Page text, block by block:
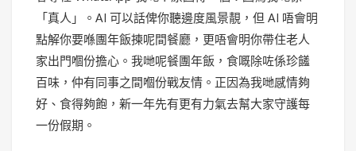
「真人」。AI 可以話俾你聽邊度風景靚，但 AI 唔會明
點解你要喺團年飯揀呢間餐廳，更唔會明你帶住老人
家出門嗰份擔心。我哋呢餐團年飯，食嘅除咗係珍饈
百味，仲有同事之間嗰份戰友情。正因為我哋感情夠
好、食得夠飽，新一年先有更有力氣去幫大家守護每
一份假期。